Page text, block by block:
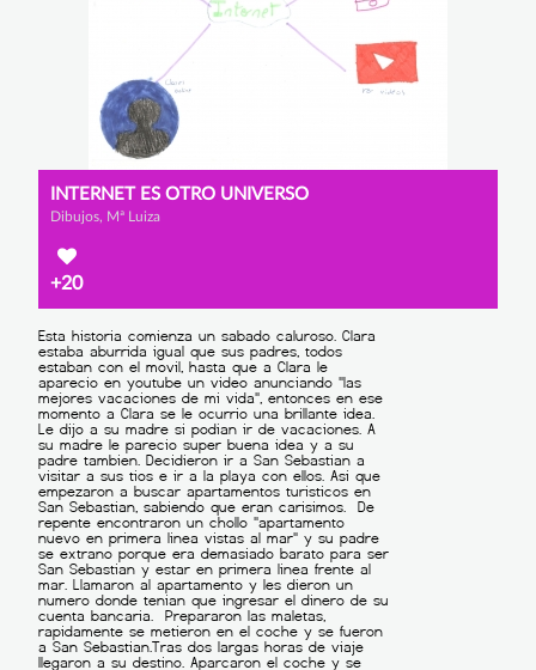
INTERNET ES OTRO UNIVERSO
Dibujos, Mª Luiza
+20